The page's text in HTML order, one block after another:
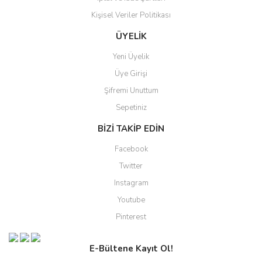
Kişisel Veriler Politikası
ÜYELİK
Yeni Üyelik
Üye Girişi
Şifremi Unuttum
Sepetiniz
BİZİ TAKİP EDİN
Facebook
Twitter
Instagram
Youtube
Pinterest
E-Bültene Kayıt Ol!